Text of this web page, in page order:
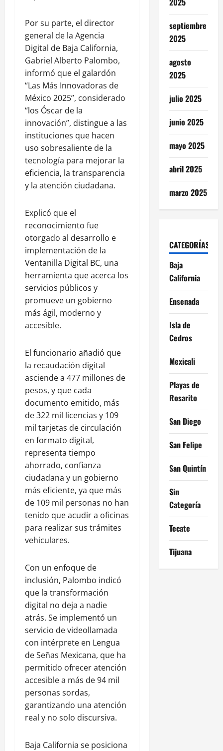
Por su parte, el director
general de la Agencia
Digital de Baja California,
Gabriel Alberto Palombo,
informó que el galardón
“Las Más Innovadoras de
México 2025”, considerado
“los Óscar de la
innovación”, distingue a las
instituciones que hacen
uso sobresaliente de la
tecnología para mejorar la
eficiencia, la transparencia
y la atención ciudadana.
Explicó que el
reconocimiento fue
otorgado al desarrollo e
implementación de la
Ventanilla Digital BC, una
herramienta que acerca los
servicios públicos y
promueve un gobierno
más ágil, moderno y
accesible.
El funcionario añadió que
la recaudación digital
asciende a 477 millones de
pesos, y que cada
documento emitido, más
de 322 mil licencias y 109
mil tarjetas de circulación
en formato digital,
representa tiempo
ahorrado, confianza
ciudadana y un gobierno
más eficiente, ya que más
de 109 mil personas no han
tenido que acudir a oficinas
para realizar sus trámites
vehiculares.
Con un enfoque de
inclusión, Palombo indicó
que la transformación
digital no deja a nadie
atrás. Se implementó un
servicio de videollamada
con intérprete en Lengua
de Señas Mexicana, que ha
permitido ofrecer atención
accesible a más de 94 mil
personas sordas,
garantizando una atención
real y no solo discursiva.
Baja California se posiciona
septiembre
2025
agosto
2025
julio 2025
junio 2025
mayo 2025
abril 2025
marzo 2025
CATEGORÍAS
Baja
California
Ensenada
Isla de
Cedros
Mexicali
Playas de
Rosarito
San Diego
San Felipe
San Quintín
Sin
Categoría
Tecate
Tijuana